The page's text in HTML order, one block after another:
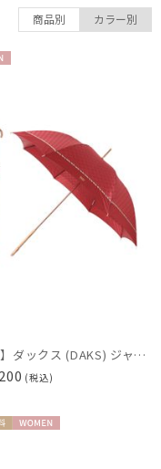
キッズ
商品別 カラー別
【雨傘】ダックス (DAKS) ジャガード×ハウスチェック 親骨：56～60cm
(税込)